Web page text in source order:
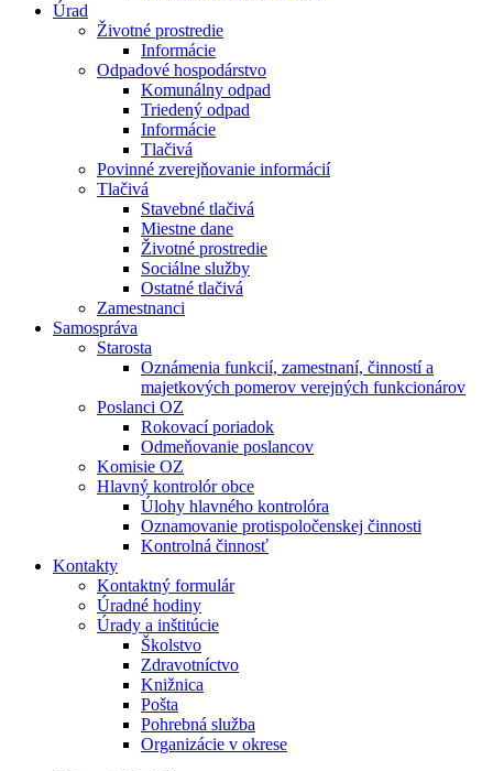
Úrad
Životné prostredie
Informácie
Odpadové hospodárstvo
Komunálny odpad
Triedený odpad
Informácie
Tlačivá
Povinné zverejňovanie informácií
Tlačivá
Stavebné tlačivá
Miestne dane
Životné prostredie
Sociálne služby
Ostatné tlačivá
Zamestnanci
Samospráva
Starosta
Oznámenia funkcií, zamestnaní, činností a
majetkových pomerov verejných funkcionárov
Poslanci OZ
Rokovací poriadok
Odmeňovanie poslancov
Komisie OZ
Hlavný kontrolór obce
Úlohy hlavného kontrolóra
Oznamovanie protispoločenskej činnosti
Kontrolná činnosť
Kontakty
Kontaktný formulár
Úradné hodiny
Úrady a inštitúcie
Školstvo
Zdravotníctvo
Knižnica
Pošta
Pohrebná služba
Organizácie v okrese